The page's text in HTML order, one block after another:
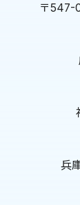
〒547-
兵